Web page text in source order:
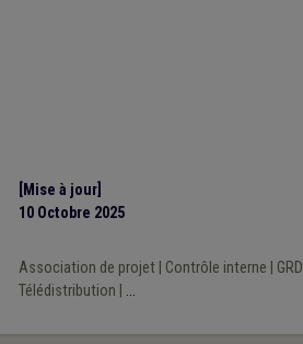
[Mise à jour]
10 Octobre 2025
Association de projet| Contrôle interne GRD
Télédistribution
...